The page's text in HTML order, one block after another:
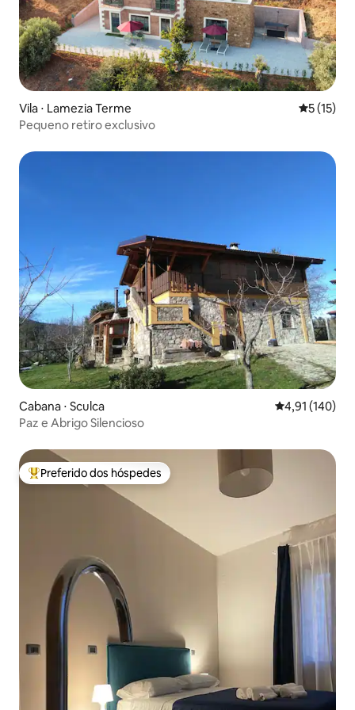
Vila ⋅ Lamezia Terme 5 de uma
5 (15)
Pequeno retiro exclusivo
Cabana ⋅ Sculca 4,91 de uma
4,91 (140)
Paz e Abrigo Silencioso
Entre os melhores preferidos dos hóspedes
Preferido dos hóspedes